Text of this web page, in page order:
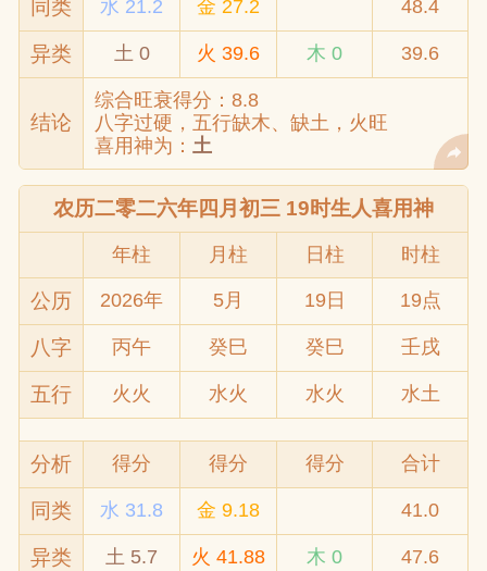
同类 水 21.2 金 27.2 48.4
异类 土 0 火 39.6 木 0 39.6
结论
综合旺衰得分：8.8
八字过硬，五行缺木、缺土，火旺
喜用神为： 土
农历二零二六年四月初三 19时生人喜用神
年柱 月柱 日柱 时柱
公历 2026年 5月 19日 19点
八字 丙午 癸巳 癸巳 壬戌
五行 火火 水火 水火 水土
分析 得分 得分 得分 合计
同类 水 31.8 金 9.18 41.0
异类 土 5.7 火 41.88 木 0 47.6